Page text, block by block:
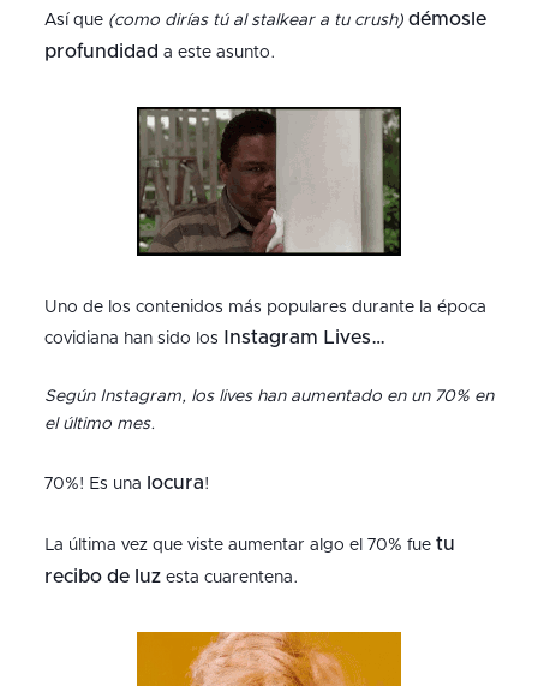
Así que (como dirías tú al stalkear a tu crush) démosle
profundidad a este asunto.
Uno de los contenidos más populares durante la época
covidiana han sido los
Instagram Lives…
Según Instagram, los lives han aumentado en un 70% en
el último mes.
70%! Es una locura!
La última vez que viste aumentar algo el 70% fue tu
recibo de luz esta cuarentena.